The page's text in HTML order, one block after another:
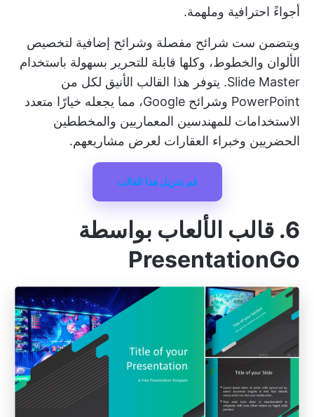
أجواءً احترافية وملهمة.
ويتضمن ست شرائح مفصلة وشرائح إضافية لتخصيص
الألوان والخطوط، وكلها قابلة للتحرير بسهولة باستخدام
Slide Master. يتوفر هذا القالب الأنيق لكل من
PowerPoint وشرائح Google، مما يجعله خيارًا متعدد
الاستخدامات للمهندسين المعماريين والمخططين
الحضريين وخبراء العقارات لعرض مشاريعهم.
قم بتنزيل هذا القالب
6. قالب الألعاب بواسطة
PresentationGo